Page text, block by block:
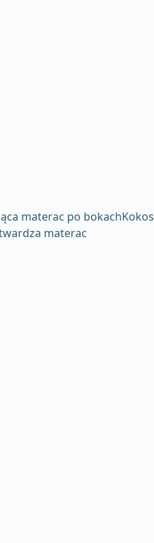
materac po bokachKokos
materac